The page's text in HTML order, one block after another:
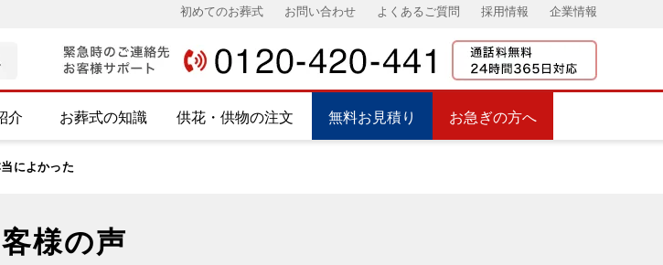
初めてのお葬式 お問い合わせ よくあるご質問 採用情報 企業情報
介 お葬式の知識 供花・供物の注文 無料お見積り お急ぎの方へ
によかった
様の声